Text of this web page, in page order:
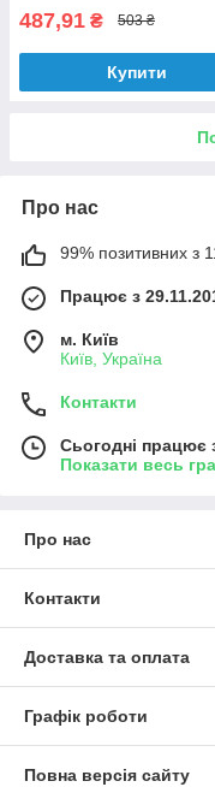
487,91 ₴ 503 ₴
Купити
Про нас
99% позитивних з
Працює з
м. Київ
Київ, Україна
Контакти
Сьогодні працює
Показати весь
Про нас
Контакти
Доставка та оплата
Графік роботи
Повна версія сайту